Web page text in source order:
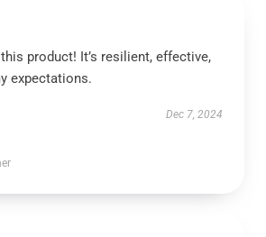
product! It’s resilient, effective,
expectations.
Dec 7, 2024